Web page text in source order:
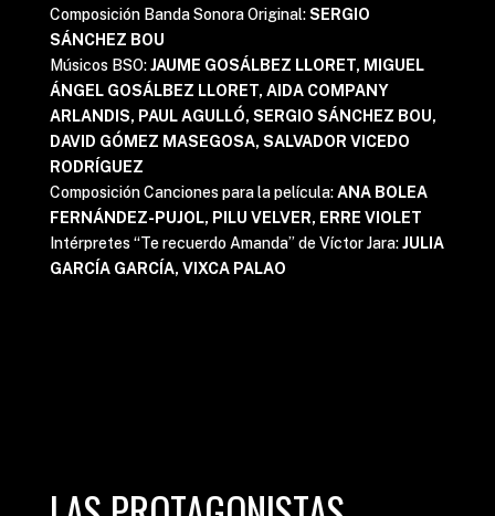
Composición Banda Sonora Original:SERGIO
SÁNCHEZ BOU
Músicos BSO:JAUME GOSÁLBEZ LLORET, MIGUEL
ÁNGEL GOSÁLBEZ LLORET, AIDA COMPANY
ARLANDIS, PAUL AGULLÓ, SERGIO SÁNCHEZ BOU,
DAVID GÓMEZ MASEGOSA, SALVADOR VICEDO
RODRÍGUEZ
Composición Canciones para la película:ANA BOLEA
FERNÁNDEZ-PUJOL, PILU VELVER, ERRE VIOLET
Intérpretes “Te recuerdo Amanda” de Víctor Jara:JULIA
GARCÍA GARCÍA, VIXCA PALAO